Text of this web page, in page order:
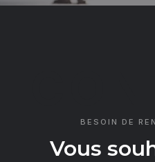
BESOIN DE
Vous